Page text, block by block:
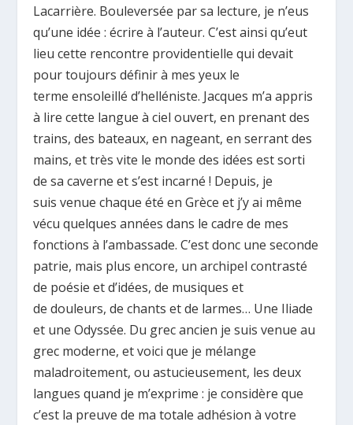
Lacarrière. Bouleversée par sa lecture, je n’eus
qu’une idée : écrire à l’auteur. C’est ainsi qu’eut
lieu cette rencontre providentielle qui devait
pour toujours définir à mes yeux le
terme ensoleillé d’helléniste. Jacques m’a appris
à lire cette langue à ciel ouvert, en prenant des
trains, des bateaux, en nageant, en serrant des
mains, et très vite le monde des idées est sorti
de sa caverne et s’est incarné ! Depuis, je
suis venue chaque été en Grèce et j’y ai même
vécu quelques années dans le cadre de mes
fonctions à l’ambassade. C’est donc une seconde
patrie, mais plus encore, un archipel contrasté
de poésie et d’idées, de musiques et
de douleurs, de chants et de larmes… Une Iliade
et une Odyssée. Du grec ancien je suis venue au
grec moderne, et voici que je mélange
maladroitement, ou astucieusement, les deux
langues quand je m’exprime : je considère que
c’est la preuve de ma totale adhésion à votre